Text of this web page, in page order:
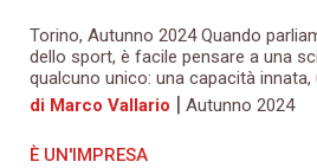
Torino, Autunno 2024 Quando
dello sport, è facile pensare a una
qualcuno unico: una capacità innata,
di Marco Vallario | Autunno 2024
È UN'IMPRESA